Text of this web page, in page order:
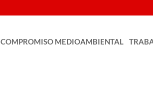
COMPROMISO MEDIOAMBIENTAL